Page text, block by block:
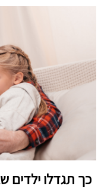
כך תגדלו ילדים